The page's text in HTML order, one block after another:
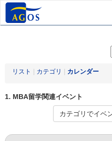
リスト カテゴリ カレンダー
1. MBA留学関連イベント
カテゴリでイベ